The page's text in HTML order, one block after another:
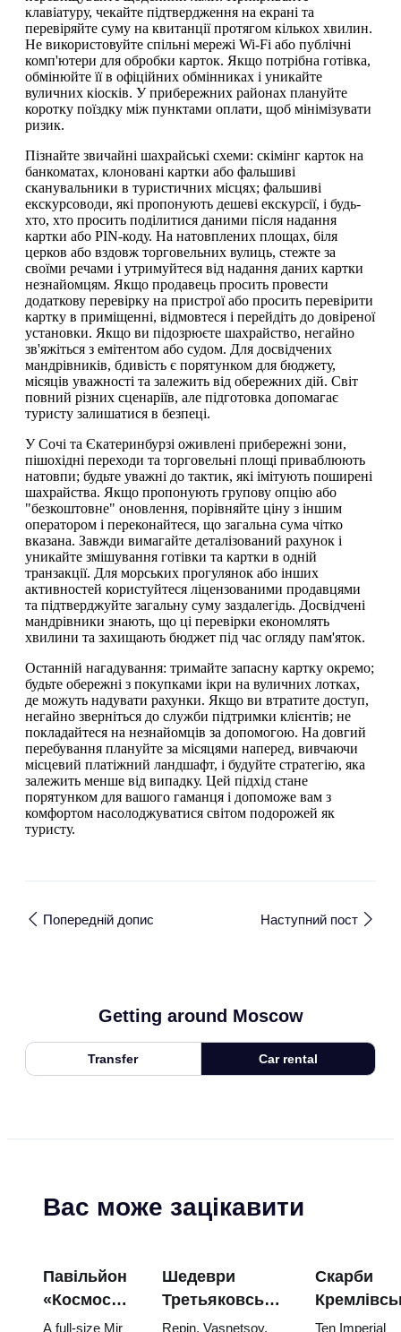
клавіатуру, чекайте підтвердження на екрані та
перевіряйте суму на квитанції протягом кількох хвилин.
Не використовуйте спільні мережі Wi-Fi або публічні
комп'ютери для обробки карток. Якщо потрібна готівка,
обмінюйте її в офіційних обмінниках і уникайте
вуличних кіосків. У прибережних районах плануйте
коротку поїздку між пунктами оплати, щоб мінімізувати
ризик.
Пізнайте звичайні шахрайські схеми: скімінг карток на
банкоматах, клоновані картки або фальшиві
сканувальники в туристичних місцях; фальшиві
екскурсоводи, які пропонують дешеві екскурсії, і будь-
хто, хто просить поділитися даними після надання
картки або PIN-коду. На натовплених площах, біля
церков або вздовж торговельних вулиць, стежте за
своїми речами і утримуйтеся від надання даних картки
незнайомцям. Якщо продавець просить провести
додаткову перевірку на пристрої або просить перевірити
картку в приміщенні, відмовтеся і перейдіть до довіреної
установки. Якщо ви підозрюєте шахрайство, негайно
зв'яжіться з емітентом або судом. Для досвідчених
мандрівників, бдивість є порятунком для бюджету,
місяців уважності та залежить від обережних дій. Світ
повний різних сценаріїв, але підготовка допомагає
туристу залишатися в безпеці.
У Сочі та Єкатеринбурзі оживлені прибережні зони,
пішохідні переходи та торговельні площі приваблюють
натовпи; будьте уважні до тактик, які імітують поширені
шахрайства. Якщо пропонують групову опцію або
"безкоштовне" оновлення, порівняйте ціну з іншим
оператором і переконайтеся, що загальна сума чітко
вказана. Завжди вимагайте деталізований рахунок і
уникайте змішування готівки та картки в одній
транзакції. Для морських прогулянок або інших
активностей користуйтеся ліцензованими продавцями
та підтверджуйте загальну суму заздалегідь. Досвідчені
мандрівники знають, що ці перевірки економлять
хвилини та захищають бюджет під час огляду пам'яток.
Останній нагадування: тримайте запасну картку окремо;
будьте обережні з покупками ікри на вуличних лотках,
де можуть надувати рахунки. Якщо ви втратите доступ,
негайно зверніться до служби підтримки клієнтів; не
покладайтеся на незнайомців за допомогою. На довгий
перебування плануйте за місяцями наперед, вивчаючи
місцевий платіжний ландшафт, і будуйте стратегію, яка
залежить менше від випадку. Цей підхід стане
порятунком для вашого гаманця і допоможе вам з
комфортом насолоджуватися світом подорожей як
туристу.
Попередній допис Наступний пост
Getting around Moscow
Transfer Car rental
Вас може зацікавити
Павільйон
«Космос»
на ВДНГ:
A full-size Mir
Шедеври
Третьяковської
галереї:
Repin, Vasnetsov,
Скарби
зброї:
Ten Imperial